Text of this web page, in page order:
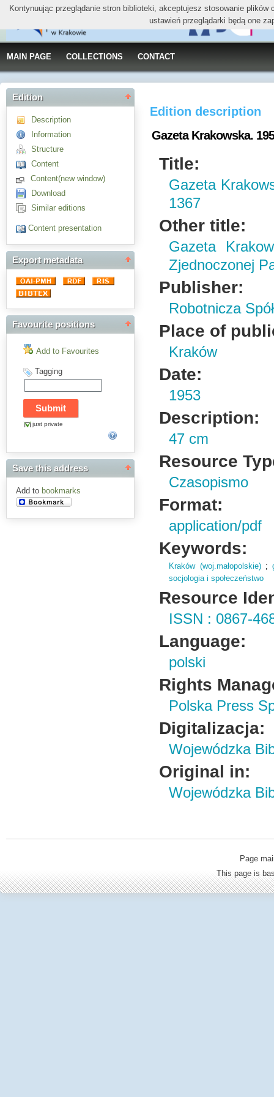
MAIN PAGE COLLECTIONS CONTACT
Edition
Description
Information
Structure
Content
Content(new window)
Download
Similar editions
Content presentation
Export metadata
Favourite positions
Add to Favourites
Tagging
just private
Save this address
Add to bookmarks
Edition description
Gazeta Krakowska.
Title:
Gazeta
1367
Other title:
Gazeta
Zjednoczonej
Publisher:
Robotnicza
Place of
Kraków
Date:
1953
Description:
47 cm
Resource
Czasopismo
Format:
application/pdf
Keywords:
Kraków (woj.małopolskie);
socjologia i społeczeństwo
Resource
ISSN : 0867-
Language:
polski
Rights
Polska Press
Digitalizacja:
Wojewódzka
Original in:
Wojewódzka
Page
This page is
Kontynuując przeglądanie stron biblioteki, akceptujesz stosowanie
ustawień przeglądarki będą one